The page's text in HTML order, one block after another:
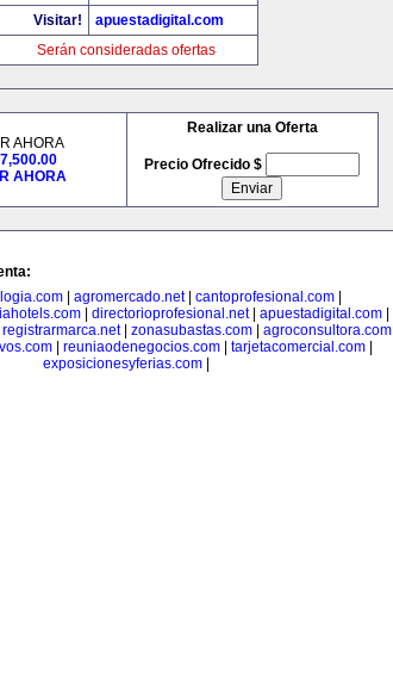
Visitar!
apuestadigital.com
Serán consideradas ofertas
AHORA
7,500.00
AHORA
Realizar una Oferta
Precio Ofrecido $
agromercado.net| cantoprofesional.com
| directorioprofesional.net| apuestadigital.com|
registrarmarca.net| zonasubastas.com| agroconsultora.com
| reuniaodenegocios.com| tarjetacomercial.com|
exposicionesyferias.com